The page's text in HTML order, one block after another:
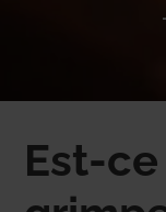
Est-